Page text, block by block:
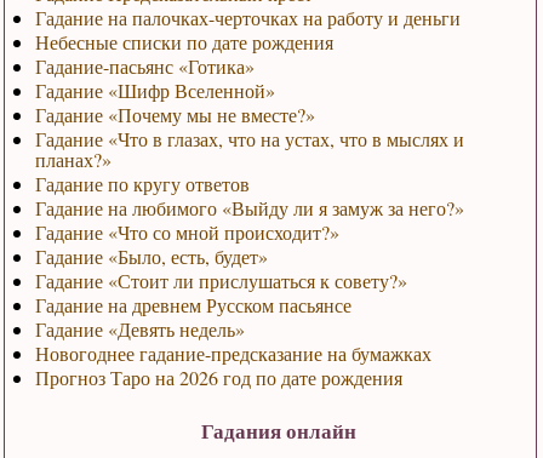
Гадание на палочках-черточках на работу и деньги
Небесные списки по дате рождения
Гадание-пасьянс «Готика»
Гадание «Шифр Вселенной»
Гадание «Почему мы не вместе?»
Гадание «Что в глазах, что на устах, что в мыслях и
планах?»
Гадание по кругу ответов
Гадание на любимого «Выйду ли я замуж за него?»
Гадание «Что со мной происходит?»
Гадание «Было, есть, будет»
Гадание «Стоит ли прислушаться к совету?»
Гадание на древнем Русском пасьянсе
Гадание «Девять недель»
Новогоднее гадание-предсказание на бумажках
Прогноз Таро на 2026 год по дате рождения
Гадания онлайн